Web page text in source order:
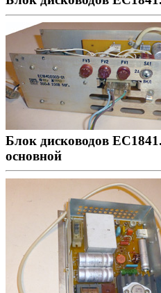
Блок дисководов
основной